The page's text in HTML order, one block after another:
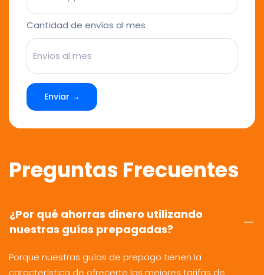
Cantidad de envíos al mes
Enviar →
Preguntas Frecuentes
¿Por qué ahorras dinero utilizando
nuestras guías prepagadas?
Porque nuestras guías de prepago tienen la
característica de ofrecerte las mejores tarifas de